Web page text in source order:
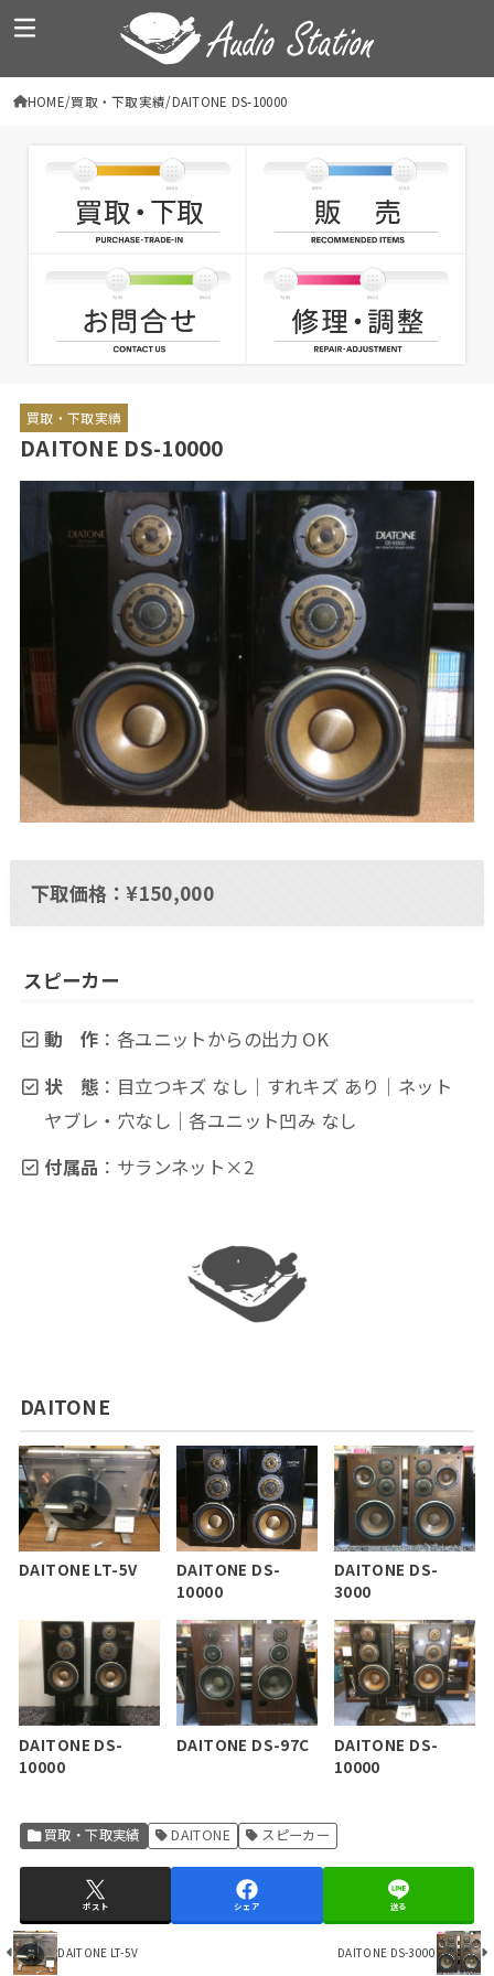
HOME 買取・下取実績 DAITONE DS-10000
買取・下取実績
DAITONE DS-10000
下取価格：¥150,000
スピーカー
動 作 ：各ユニットからの出力 OK
状 態 ：目立つキズ なし｜すれキズ あり｜ネット
ヤブレ・穴なし｜各ユニット凹み なし
付属品 ：サランネット×2
DAITONE
DAITONE LT-5V
DAITONE DS-
10000
DAITONE DS-
3000
DAITONE DS-
10000
DAITONE DS-97C
DAITONE DS-
10000
買取・下取実績 DAITONE スピーカー
ポスト シェア 送る
DAITONE LT-5V DAITONE DS-3000